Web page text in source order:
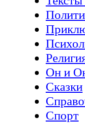
Он и
Сказки
Спорт